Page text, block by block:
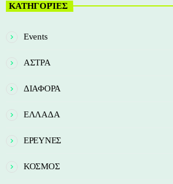
ΚΑΤΗΓΟΡΊΕΣ
Events
ΑΣΤΡΑ
ΔΙΑΦΟΡΑ
ΕΛΛΑΔΑ
ΕΡΕΥΝΕΣ
ΚΟΣΜΟΣ